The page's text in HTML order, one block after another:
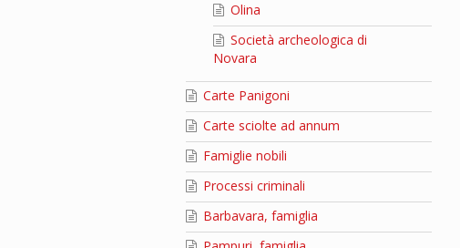
Olina
Società archeologica di
Novara
Carte Panigoni
Carte sciolte ad annum
Famiglie nobili
Processi criminali
Barbavara, famiglia